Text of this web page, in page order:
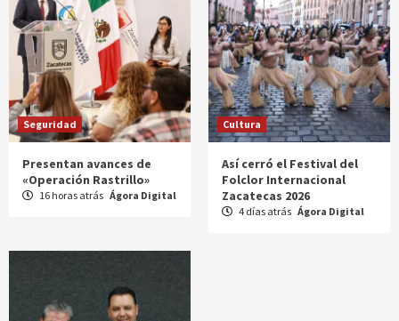
Seguridad
Presentan avances de
«Operación Rastrillo»
16 horas atrás Ágora Digital
Cultura
Así cerró el Festival del
Folclor Internacional
Zacatecas 2026
4 días atrás Ágora Digital